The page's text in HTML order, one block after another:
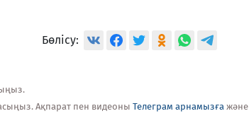
Бөлісу:
Ақпарат пен видеоны Телеграм арнамызға және